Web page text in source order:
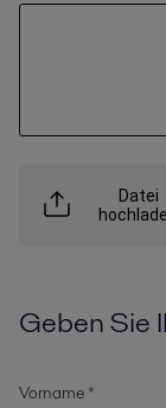
Datei
Geben Sie
Vorname *